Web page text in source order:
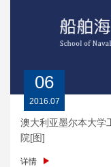
06
2016.07
澳大利亚墨尔本大学
院[图]
详情